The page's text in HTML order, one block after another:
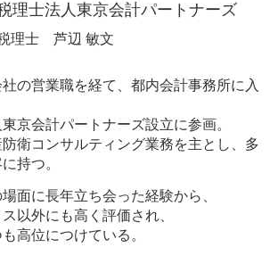
理士法人東京会計パートナーズ
理士 芦辺 敏文
の営業職を経て、都内会計事務所に入
京会計パートナーズ設立に参画。
衛コンサルティング業務を主とし、多
持つ。
面に長年立ち会った経験から、
以外にも高く評価され、
高位につけている。